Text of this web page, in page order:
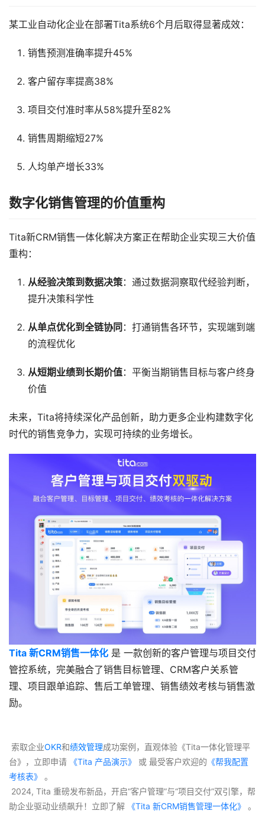
某工业自动化企业在部署Tita系统6个月后取得显著成效：
销售预测准确率提升45%
客户留存率提高38%
项目交付准时率从58%提升至82%
销售周期缩短27%
人均单产增长33%
数字化销售管理的价值重构
Tita新CRM销售一体化解决方案正在帮助企业实现三大价值
重构：
从经验决策到数据决策：通过数据洞察取代经验判断，
提升决策科学性
从单点优化到全链协同 ：打通销售各环节，实现端到端
的流程优化
从短期业绩到长期价值：平衡当期销售目标与客户终身
价值
未来，Tita将持续深化产品创新，助力更多企业构建数字化
时代的销售竞争力，实现可持续的业务增长。
Tita 新CRM销售一体化 是 一款创新的客户管理与项目交付
管控系统，完美融合了销售目标管理、CRM客户关系管
理、项目跟单追踪、售后工单管理、销售绩效考核与销售激
励。
索取企业OKR和绩效管理成功案例，直观体验《Tita一体化管理平
台》，立即申请 《Tita 产品演示》 或 最受客户欢迎的 《帮我配置
考核表》
。
助企业驱动业绩飙升！立即了解 《Tita 新CRM销售管理一体化》 。